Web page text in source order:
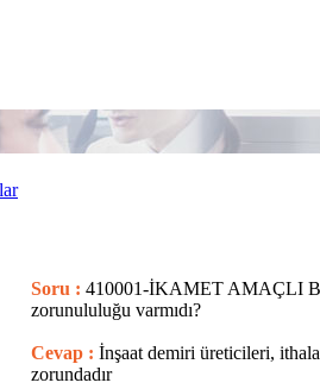
Soru : 410001-İKAMET AMAÇLI
zorunululuğu varmıdı?
Cevap : İnşaat demiri üreticileri,
zorundadır